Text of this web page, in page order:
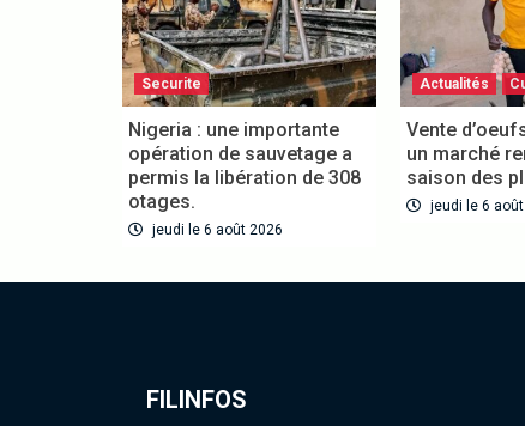
Securite
Nigeria : une importante
opération de sauvetage a
permis la libération de 308
otages.
jeudi le 6 août 2026
Actualités
Vente
un marché
saison des
jeudi le 6 août
FILINFOS